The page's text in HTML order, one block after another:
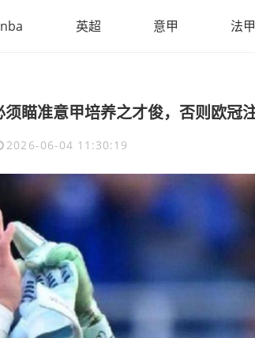
nba 英超 意甲 法甲
2026-06-04 11:30:19